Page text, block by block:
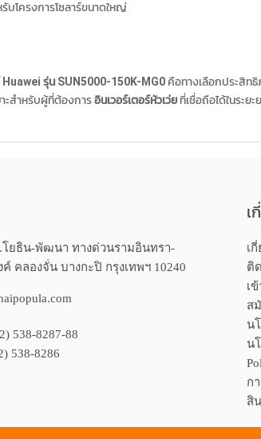
รับโครงการโซลาร์ขนาดใหญ่
Huawei รุ่น SUN5000-150K-MG0 คือทางเลือกประสิท
ะสำหรับผู้ที่ต้องการอินเวอร์เตอร์หัวเว่ย ที่เชื่อถือได้ในระยะ
โยธิน-พัฒนา ทางด่วนรามอินทรา-
คลองจั่น บางกะปิ กรุงเทพฯ 10240
538-8287-88
538-8286
เ
เ
ติ
เ
ส
น
น
ก
สิ